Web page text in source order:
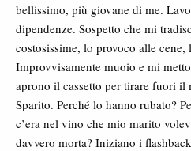
bellissimo, più giovane di me.
dipendenze. Sospetto che mi
costosissime, lo provoco alle
Improvvisamente muoio e mi
aprono il cassetto per tirare fuori il
Sparito. Perché lo hanno rubato?
c’era nel vino che mio marito
davvero morta? Iniziano i